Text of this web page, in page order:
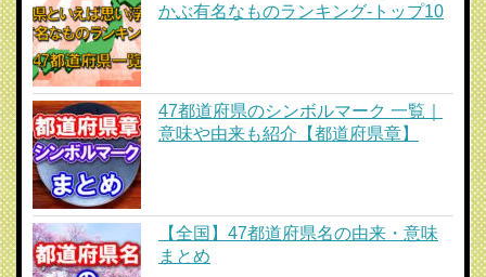
かぶ有名なものランキング-トップ10
47都道府県のシンボルマーク 一覧｜
意味や由来も紹介【都道府県章】
【全国】47都道府県名の由来・意味
まとめ